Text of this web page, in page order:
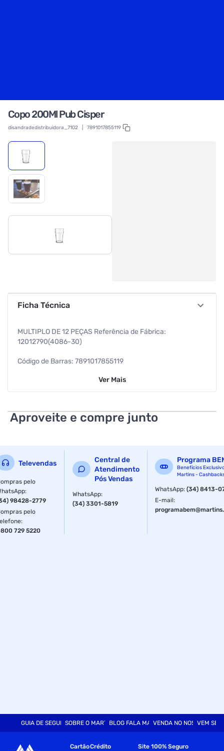
Copo 200Ml Pub Cisper
disandradedistribuidora_7102 7891017855119
Ficha Técnica
MULTIPLO DE 12 PEÇAS Referência de Fábrica:
12012790(4086-30)
Código de Barras: 7891017855119
Dimensões: 7,0 x 6,4 x 9,4cm
Peso Bruto: 120 g
Capacidade 200 ml
Ver Mais
Aproveite e compre junto
Televendas
pelo
:
98428-2779
pelo
:
729 5220
Central de
Atendimento
Pós Vendas
WhatsApp:
(34) 3301-5819
Programa
Benefícios
Martins -
WhatsApp:(34) 8413-
E-mail:
GUIA DE SEGURANÇASOBRE O MARTINSBLOG FALA MARTVENDA NO NOSSO SITE
VEM SER
CartãoCrédito Site 100% Seguro